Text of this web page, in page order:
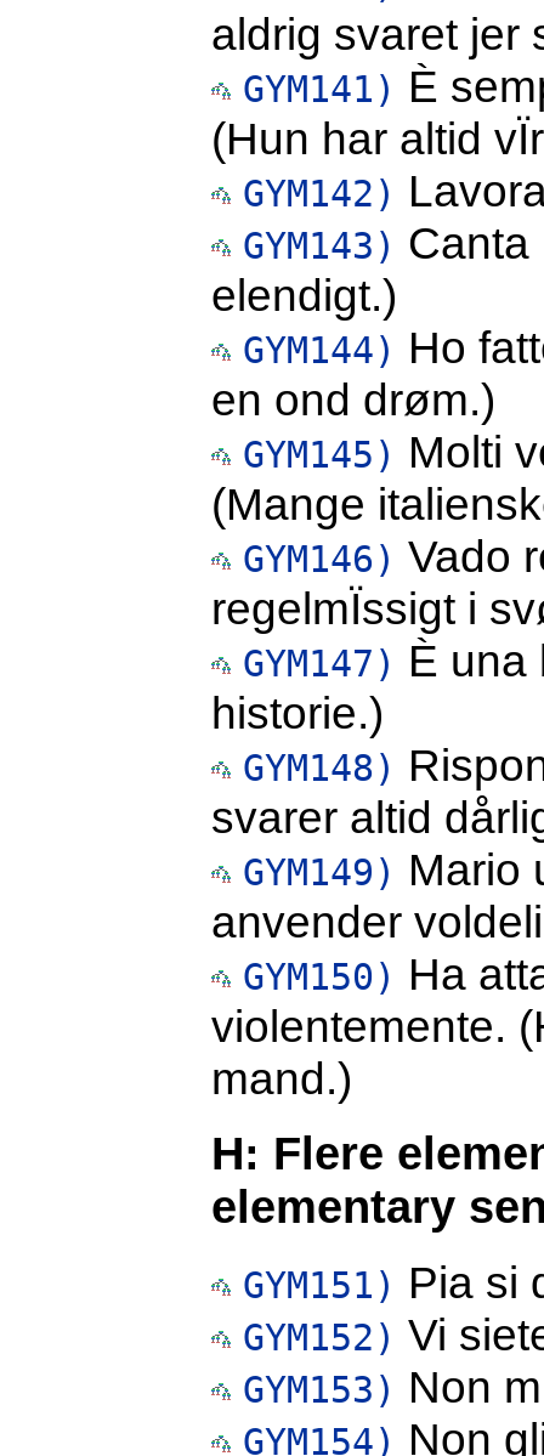
aldrig svaret jer
GYM141) È
(Hun har altid
GYM142)
GYM143) Canta
elendigt.)
GYM144) Ho
en ond drøm.)
GYM145) Molti
(Mange
GYM146) Vado
regelmÏssigt i
GYM147) È una
historie.)
GYM148)
svarer altid
GYM149) Mario
anvender
GYM150) Ha
violentemente.
mand.)
H: Flere
elementary
GYM151) Pia si
GYM152) Vi
GYM153) Non
GYM154) Non